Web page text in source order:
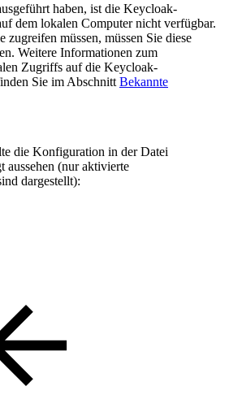
haben, ist die Keycloak-
dem lokalen Computer nicht verfügbar.
zugreifen müssen, müssen Sie diese
Weitere Informationen zum
Zugriffs auf die Keycloak-
Sie im Abschnitt Bekannte
die Konfiguration in der Datei
aussehen (nur aktivierte
dargestellt):